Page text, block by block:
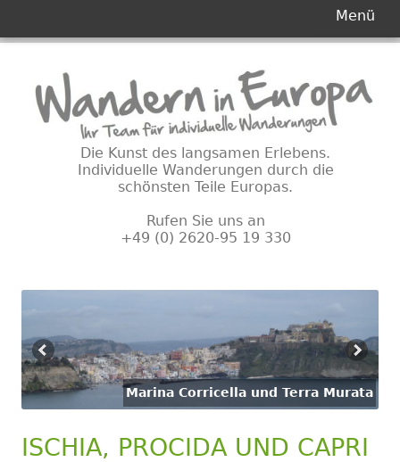
Inhalt
Die Kunst des langsamen Erlebens.
Individuelle Wanderungen durch die
schönsten Teile Europas.
Rufen Sie uns an
+49 (0) 2620-95 19 330
Menü
Marina Corricella und Terra Murata
ISCHIA, PROCIDA UND CAPRI